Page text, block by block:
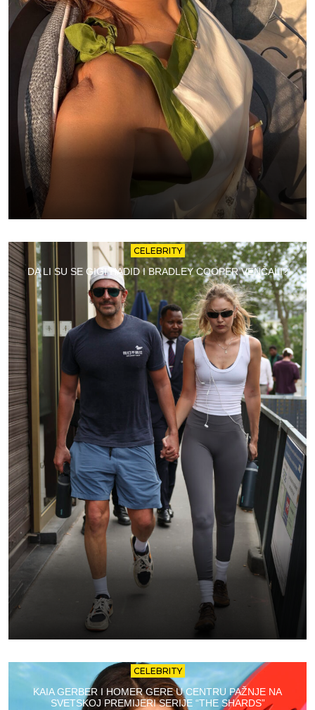
CELEBRITY
DA LI SU SE GIGI HADID I BRADLEY COOPER VENČALI?
CELEBRITY
KAIA GERBER I HOMER GERE U CENTRU PAŽNJE NA
SVETSKOJ PREMIJERI SERIJE “THE SHARDS”